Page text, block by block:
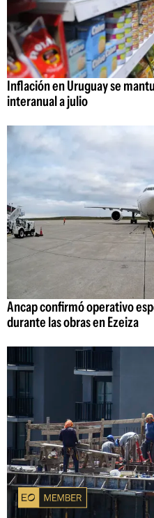
Inflación en Uruguay se
interanual a julio
Ancap confirmó operativo
durante las obras en Ezeiza